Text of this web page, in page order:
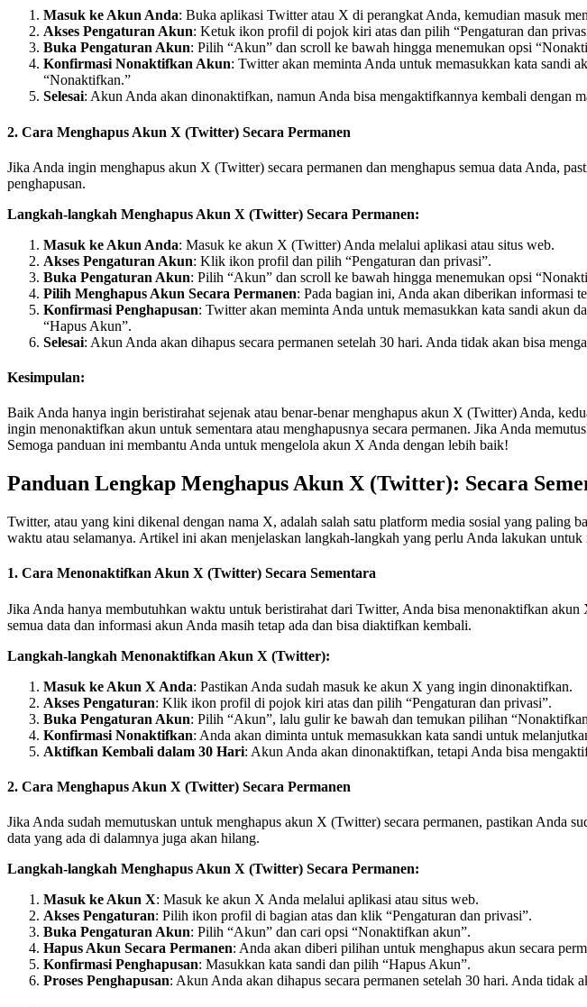
Masuk ke Akun Anda: Buka aplikasi Twitter atau X di perangkat Anda, kemudian masuk
Akses Pengaturan Akun: Ketuk ikon profil di pojok kiri atas dan pilih “Pengaturan dan
Buka Pengaturan Akun: Pilih “Akun” dan scroll ke bawah hingga menemukan opsi
Konfirmasi Nonaktifkan Akun: Twitter akan meminta Anda untuk memasukkan kata sandi
“Nonaktifkan.”
Selesai: Akun Anda akan dinonaktifkan, namun Anda bisa mengaktifkannya kembali dengan
2. Cara Menghapus Akun X (Twitter) Secara Permanen
Jika Anda ingin menghapus akun X (Twitter) secara permanen dan menghapus semua data Anda,
penghapusan.
Langkah-langkah Menghapus Akun X (Twitter) Secara Permanen:
Masuk ke Akun Anda: Masuk ke akun X (Twitter) Anda melalui aplikasi atau situs web.
Akses Pengaturan Akun: Klik ikon profil dan pilih “Pengaturan dan privasi”.
Buka Pengaturan Akun: Pilih “Akun” dan scroll ke bawah hingga menemukan opsi
Pilih Menghapus Akun Secara Permanen: Pada bagian ini, Anda akan diberikan informasi
Konfirmasi Penghapusan: Twitter akan meminta Anda untuk memasukkan kata sandi akun
“Hapus Akun”.
Selesai: Akun Anda akan dihapus secara permanen setelah 30 hari. Anda tidak akan bisa
Kesimpulan:
Baik Anda hanya ingin beristirahat sejenak atau benar-benar menghapus akun X (Twitter) Anda,
ingin menonaktifkan akun untuk sementara atau menghapusnya secara permanen. Jika Anda
Semoga panduan ini membantu Anda untuk mengelola akun X Anda dengan lebih baik!
Panduan Lengkap Menghapus Akun X (Twitter): Secara
Twitter, atau yang kini dikenal dengan nama X, adalah salah satu platform media sosial yang
waktu atau selamanya. Artikel ini akan menjelaskan langkah-langkah yang perlu Anda lakukan
1. Cara Menonaktifkan Akun X (Twitter) Secara Sementara
Jika Anda hanya membutuhkan waktu untuk beristirahat dari Twitter, Anda bisa menonaktifkan
semua data dan informasi akun Anda masih tetap ada dan bisa diaktifkan kembali.
Langkah-langkah Menonaktifkan Akun X (Twitter):
Masuk ke Akun X Anda: Pastikan Anda sudah masuk ke akun X yang ingin dinonaktifkan.
Akses Pengaturan: Klik ikon profil di pojok kiri atas dan pilih “Pengaturan dan privasi”.
Buka Pengaturan Akun: Pilih “Akun”, lalu gulir ke bawah dan temukan pilihan
Konfirmasi Nonaktifkan: Anda akan diminta untuk memasukkan kata sandi untuk
Aktifkan Kembali dalam 30 Hari: Akun Anda akan dinonaktifkan, tetapi Anda bisa
2. Cara Menghapus Akun X (Twitter) Secara Permanen
Jika Anda sudah memutuskan untuk menghapus akun X (Twitter) secara permanen, pastikan Anda
data yang ada di dalamnya juga akan hilang.
Langkah-langkah Menghapus Akun X (Twitter) Secara Permanen:
Masuk ke Akun X: Masuk ke akun X Anda melalui aplikasi atau situs web.
Akses Pengaturan: Pilih ikon profil di bagian atas dan klik “Pengaturan dan privasi”.
Buka Pengaturan Akun: Pilih “Akun” dan cari opsi “Nonaktifkan akun”.
Hapus Akun Secara Permanen: Anda akan diberi pilihan untuk menghapus akun secara
Konfirmasi Penghapusan: Masukkan kata sandi dan pilih “Hapus Akun”.
Proses Penghapusan: Akun Anda akan dihapus secara permanen setelah 30 hari. Anda tidak